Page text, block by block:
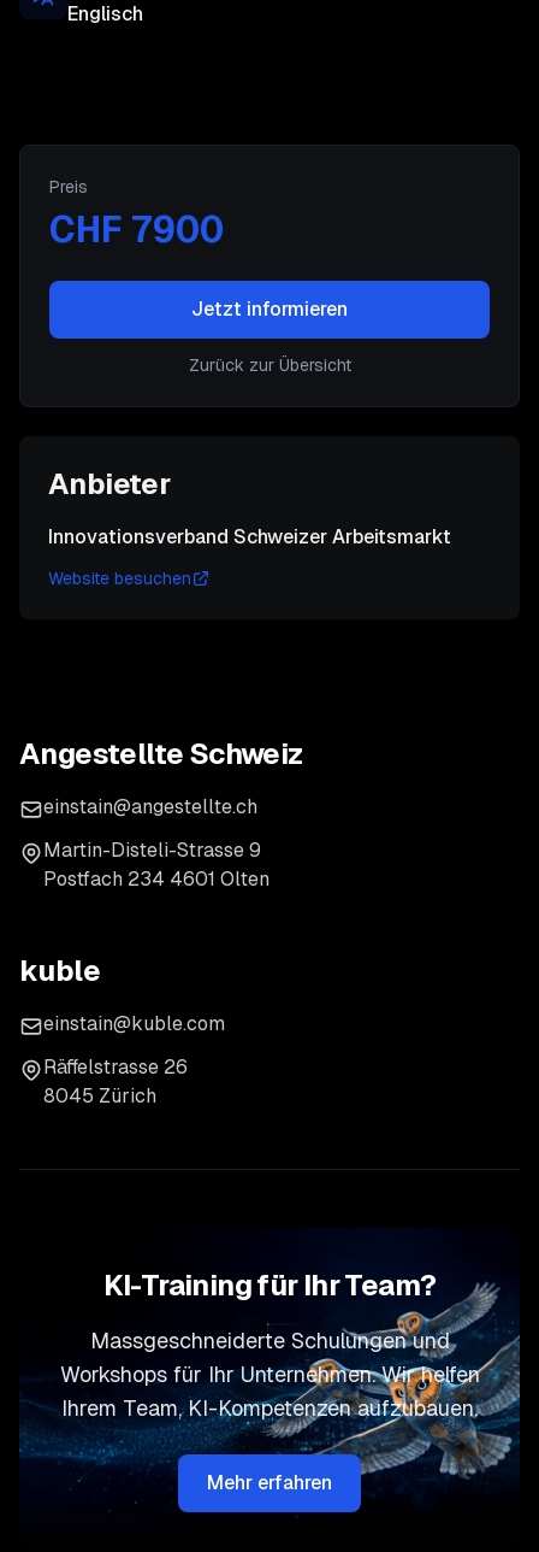
Englisch
Preis
CHF 7900
Jetzt informieren
Zurück zur Übersicht
Anbieter
Innovationsverband Schweizer Arbeitsmarkt
Website besuchen
Angestellte Schweiz
einstain@angestellte.ch
Martin-Disteli-Strasse 9
Postfach 234 4601 Olten
kuble
einstain@kuble.com
Räffelstrasse 26
8045 Zürich
KI-Training für Ihr Team?
Massgeschneiderte Schulungen und
Workshops für Ihr Unternehmen. Wir helfen
Ihrem Team, KI-Kompetenzen aufzubauen.
Mehr erfahren